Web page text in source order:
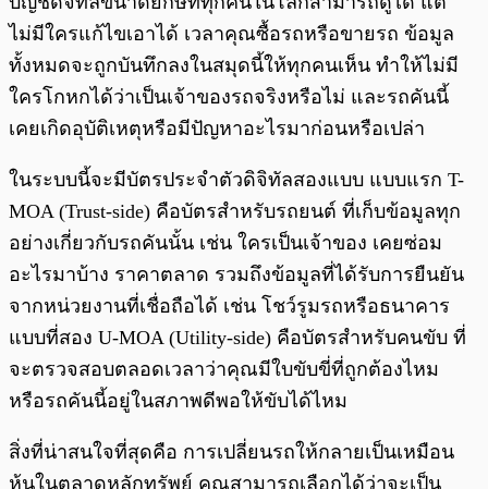
ไม่มีใครแก้ไขเอาได้ เวลาคุณซื้อรถหรือขายรถ ข้อมูล
ทั้งหมดจะถูกบันทึกลงในสมุดนี้ให้ทุกคนเห็น ทำให้ไม่มี
ใครโกหกได้ว่าเป็นเจ้าของรถจริงหรือไม่ และรถคันนี้
เคยเกิดอุบัติเหตุหรือมีปัญหาอะไรมาก่อนหรือเปล่า
ในระบบนี้จะมีบัตรประจำตัวดิจิทัลสองแบบ แบบแรก T-
MOA (Trust-side) คือบัตรสำหรับรถยนต์ ที่เก็บข้อมูลทุก
อย่างเกี่ยวกับรถคันนั้น เช่น ใครเป็นเจ้าของ เคยซ่อม
อะไรมาบ้าง ราคาตลาด รวมถึงข้อมูลที่ได้รับการยืนยัน
จากหน่วยงานที่เชื่อถือได้ เช่น โชว์รูมรถหรือธนาคาร
แบบที่สอง U-MOA (Utility-side) คือบัตรสำหรับคนขับ ที่
จะตรวจสอบตลอดเวลาว่าคุณมีใบขับขี่ที่ถูกต้องไหม
หรือรถคันนี้อยู่ในสภาพดีพอให้ขับได้ไหม
สิ่งที่น่าสนใจที่สุดคือ การเปลี่ยนรถให้กลายเป็นเหมือน
หุ้นในตลาดหลักทรัพย์ คุณสามารถเลือกได้ว่าจะเป็น